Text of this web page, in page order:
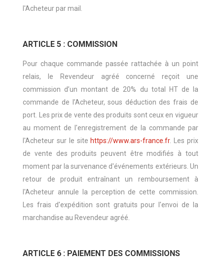
l'Acheteur par mail.
ARTICLE 5 : COMMISSION
Pour chaque commande passée rattachée à un point
relais, le Revendeur agréé concerné reçoit une
commission d’un montant de 20% du total HT de la
commande de l’Acheteur, sous déduction des frais de
port. Les prix de vente des produits sont ceux en vigueur
au moment de l'enregistrement de la commande par
l'Acheteur sur le sitehttps://www.ars-france.fr. Les prix
de vente des produits peuvent être modifiés à tout
moment par la survenance d'événements extérieurs. Un
retour de produit entraînant un remboursement à
l'Acheteur annule la perception de cette commission.
Les frais d'expédition sont gratuits pour l'envoi de la
marchandise au Revendeur agréé.
ARTICLE 6 : PAIEMENT DES COMMISSIONS